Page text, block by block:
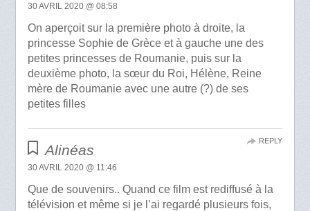
30 AVRIL 2020 @ 08:58
On aperçoit sur la première photo à droite, la
princesse Sophie de Grèce et à gauche une des
petites princesses de Roumanie, puis sur la
deuxième photo, la sœur du Roi, Hélène, Reine
mère de Roumanie avec une autre (?) de ses
petites filles
Alinéas
30 AVRIL 2020 @ 11:46
Que de souvenirs.. Quand ce film est rediffusé à la
télévision et même si je l’ai regardé plusieurs fois,
REPLY